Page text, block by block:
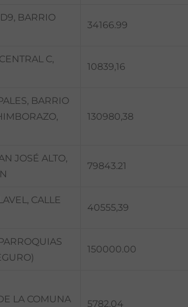
BARRIO
34166.99
C,
10839,16
BARRIO
130980,38
JOSÉ ALTO,
79843.21
CALLE
40555,39
150000.00
LA COMUNA
5782,04